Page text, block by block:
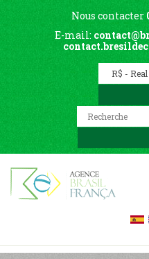
Nous contacter
E-mail: